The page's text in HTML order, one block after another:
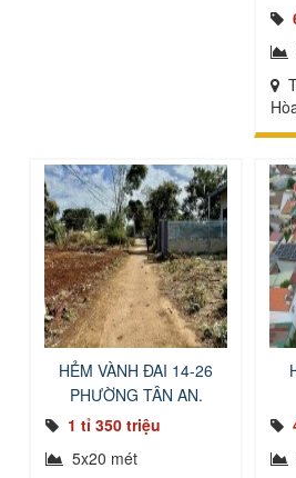
HẺM VÀNH ĐAI 14-26
PHƯỜNG TÂN AN.
1 tỉ 350 triệu
5x20 mét